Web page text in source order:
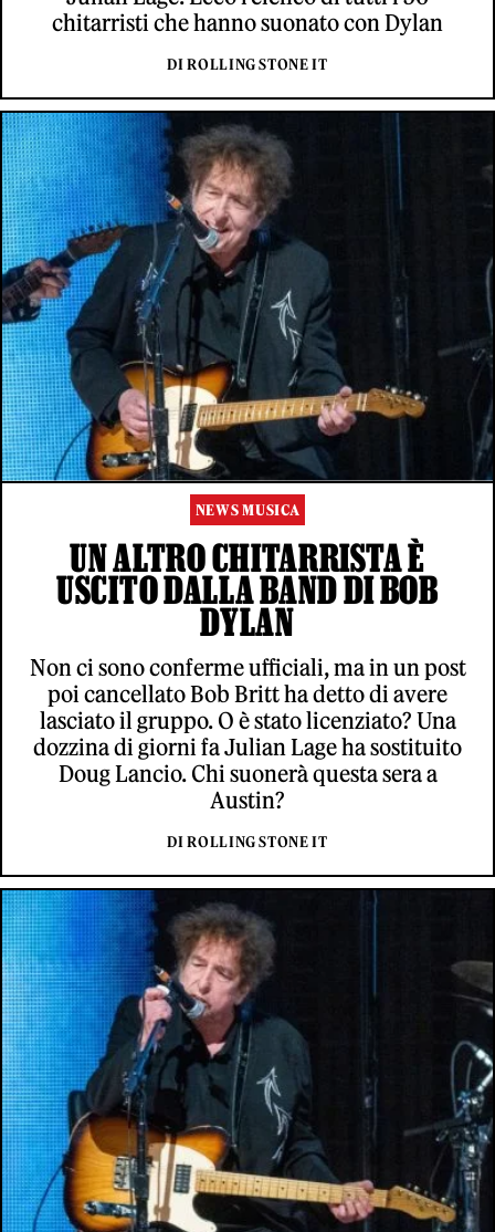
chitarristi che hanno suonato con Dylan
DI ROLLING STONE IT
NEWS MUSICA
UN ALTRO CHITARRISTA È
USCITO DALLA BAND DI BOB
DYLAN
Non ci sono conferme ufficiali, ma in un post
poi cancellato Bob Britt ha detto di avere
lasciato il gruppo. O è stato licenziato? Una
dozzina di giorni fa Julian Lage ha sostituito
Doug Lancio. Chi suonerà questa sera a
Austin?
DI ROLLING STONE IT